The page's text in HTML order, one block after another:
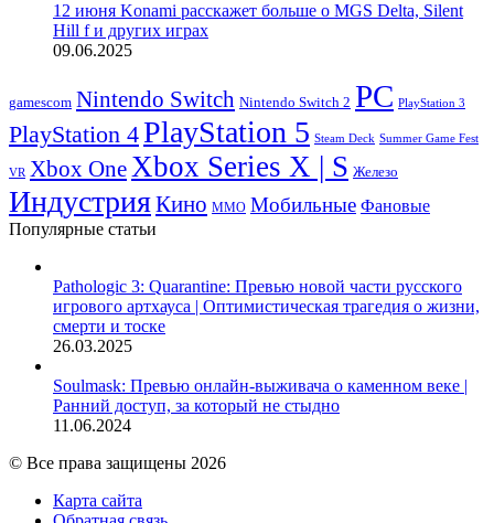
12 июня Konami расскажет больше о MGS Delta, Silent
Hill f и других играх
09.06.2025
gamescom Nintendo Switch Nintendo Switch 2 PC PlayStation 3
PlayStation 4PlayStation 5 Steam Deck Summer Game Fest
VR Xbox OneXbox Series X | S Железо
ИндустрияКино ММО Мобильные Фановые
Популярные статьи
Pathologic 3: Quarantine: Превью новой части русского
игрового артхауса | Оптимистическая трагедия о жизни,
смерти и тоске
26.03.2025
Soulmask: Превью онлайн-выживача о каменном веке |
Ранний доступ, за который не стыдно
11.06.2024
© Все права защищены 2026
Карта сайта